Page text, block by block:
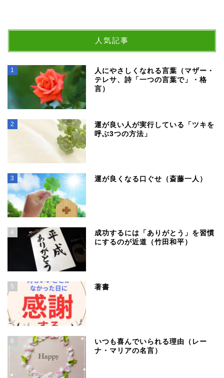
人気記事
1
人にやさしくなれる言葉（マザー・
テレサ、詩「一つの言葉で」・格
言）
2
運が良い人が実行している「ツキを
呼ぶ3つの方法」
3 運が良くなる口ぐせ（斎藤一人）
4
成功するには「ありがとう」を習慣
にするのが近道（竹田和平）
5 著書
6
いつも喜んでいられる理由（レー
ナ・マリアの名言）